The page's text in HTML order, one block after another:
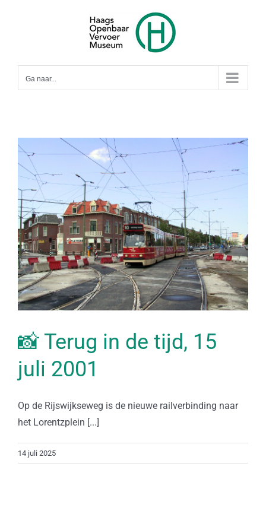
Ga naar...
📸 Terug in de tijd, 15
juli 2001
Op de Rijswijkseweg is de nieuwe railverbinding naar
het Lorentzplein [...]
14 juli 2025